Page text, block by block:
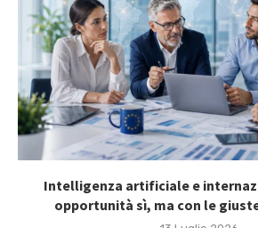
Intelligenza artificiale e
opportunità sì, ma con le